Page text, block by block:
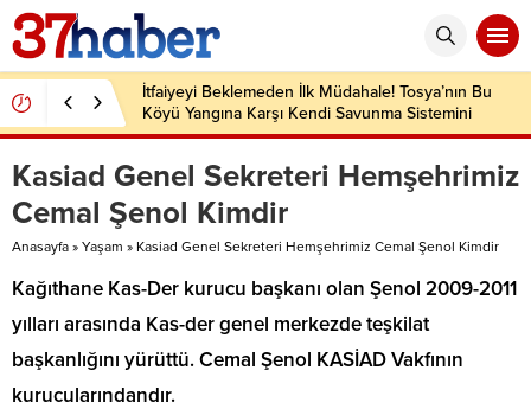
İtfaiyeyi Beklemeden İlk Müdahale! Tosya’nın Bu
Köyü Yangına Karşı Kendi Savunma Sistemini
Kurdu
Kasiad Genel Sekreteri Hemşehrimiz
Cemal Şenol Kimdir
Anasayfa » Yaşam » Kasiad Genel Sekreteri Hemşehrimiz Cemal Şenol Kimdir
Kağıthane Kas-Der kurucu başkanı olan Şenol 2009-2011
yılları arasında Kas-der genel merkezde teşkilat
başkanlığını yürüttü. Cemal Şenol KASİAD Vakfının
kurucularındandır.